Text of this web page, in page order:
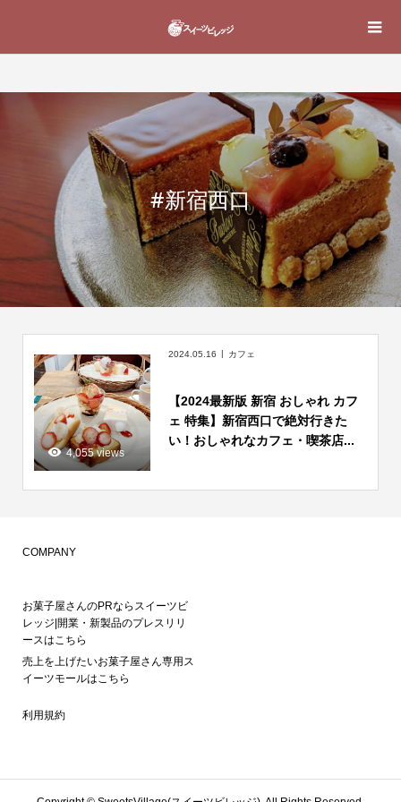
#新宿西口
4,055 views
2024.05.16 カフェ
【2024最新版 新宿 おしゃれ カフ
ェ 特集】新宿西口で絶対行きた
い！おしゃれなカフェ・喫茶店...
COMPANY
お菓子屋さんのPRならスイーツビ
レッジ|開業・新製品のプレスリリ
ースはこちら
売上を上げたいお菓子屋さん専用ス
イーツモールはこちら
利用規約